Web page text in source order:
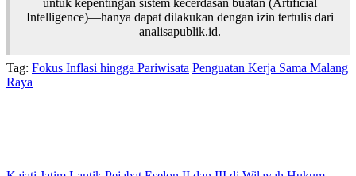
Intelligence)—hanya dapat dilakukan dengan izin tertulis dari
analisapublik.id.
Tag: Fokus Inflasi hingga Pariwisata Penguatan Kerja Sama Malang
Raya